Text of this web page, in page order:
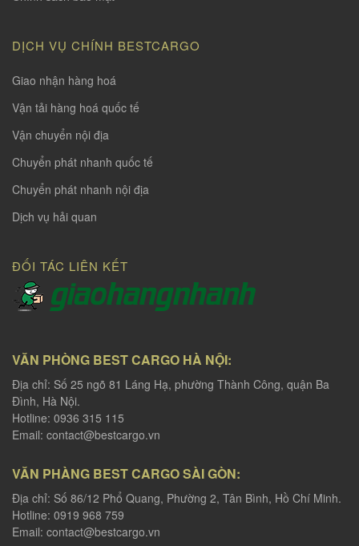
DỊCH VỤ CHÍNH BESTCARGO
Giao nhận hàng hoá
Vận tải hàng hoá quốc tế
Vận chuyển nội địa
Chuyển phát nhanh quốc tế
Chuyển phát nhanh nội địa
Dịch vụ hải quan
ĐỐI TÁC LIÊN KẾT
VĂN PHÒNG BEST CARGO HÀ NỘI:
Địa chỉ: Số 25 ngõ 81 Láng Hạ, phường Thành Công, quận Ba
Đình, Hà Nội.
Hotline: 0936 315 115
Email: contact@bestcargo.vn
VĂN PHÀNG BEST CARGO SÀI GÒN:
Địa chỉ: Số 86/12 Phổ Quang, Phường 2, Tân Bình, Hồ Chí Minh.
Hotline: 0919 968 759
Email: contact@bestcargo.vn